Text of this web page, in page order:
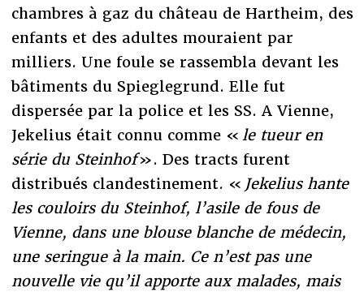
chambres à gaz du château de Hartheim, des
enfants et des adultes mouraient par
milliers. Une foule se rassembla devant les
bâtiments du Spieglegrund. Elle fut
dispersée par la police et les SS. A Vienne,
Jekelius était connu comme « le tueur en
série du Steinhof». Des tracts furent
distribués clandestinement. « Jekelius hante
les couloirs du Steinhof, l’asile de fous de
Vienne, dans une blouse blanche de médecin,
une seringue à la main. Ce n’est pas une
nouvelle vie qu’il apporte aux malades, mais